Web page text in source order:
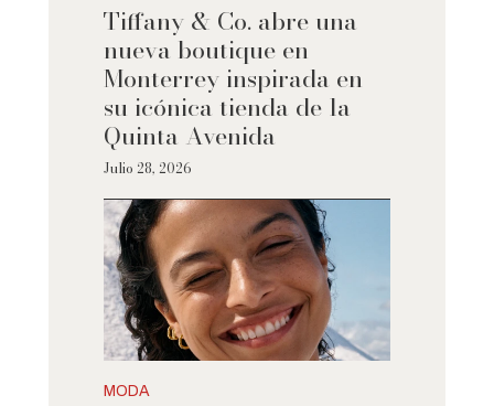
Tiffany & Co. abre una
nueva boutique en
Monterrey inspirada en
su icónica tienda de la
Quinta Avenida
Julio 28, 2026
MODA